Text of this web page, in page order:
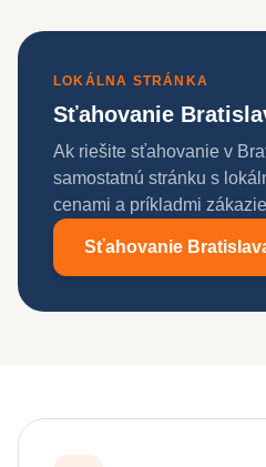
LOKÁLNA STRÁNKA
Sťahovanie
Ak riešite sťahovanie v
samostatnú stránku s
cenami a príkladmi
Sťahovanie